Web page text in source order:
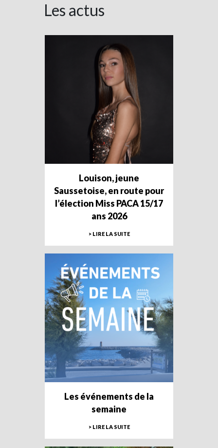
Les actus
Louison, jeune
Saussetoise, en route pour
l’élection Miss PACA 15/17
ans 2026
> LIRE LA SUITE
Les événements de la
semaine
> LIRE LA SUITE